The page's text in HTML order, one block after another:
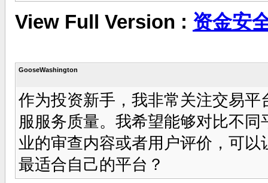
View Full Version : 资金安
GooseWashington
作为投资新手，我非常关注交易
服服务质量。我希望能够对比不
业的审查内容或者用户评价，可
最适合自己的平台？